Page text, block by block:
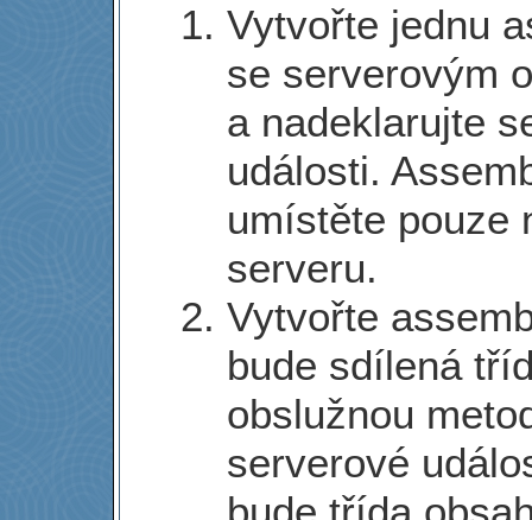
Vytvořte jednu
se serverovým
a nadeklarujte
události.
umístěte pouze
serveru.
Vytvořte
bude sdílená
obslužnou
serverové